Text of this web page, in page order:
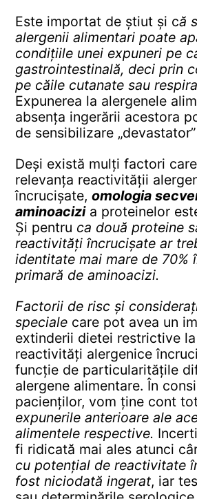
Este importat de știut și că
alergenii alimentari poate
condițiile unei expuneri pe
gastrointestinală, deci prin
pe căile cutanate sau
Expunerea la alergenele
absența ingerării acestora
de sensibilizare
Deși există mulți factori
relevanța reactivității
încrucișate, omologia
aminoacizia proteinelor
Și pentru ca două proteine
reactivități încrucișate ar
identitate mai mare de 70%
primară de aminoacizi.
Factorii de risc și
specialecare pot avea un
extinderii dietei restrictive
reactivități alergenice
funcție de particularitățile
alergene alimentare. În
pacienților, vom ține cont
expunerile anterioare ale
alimentele respective.
fi ridicată mai ales atunci
cu potențial de reactivitate
fost niciodată ingerat, iar